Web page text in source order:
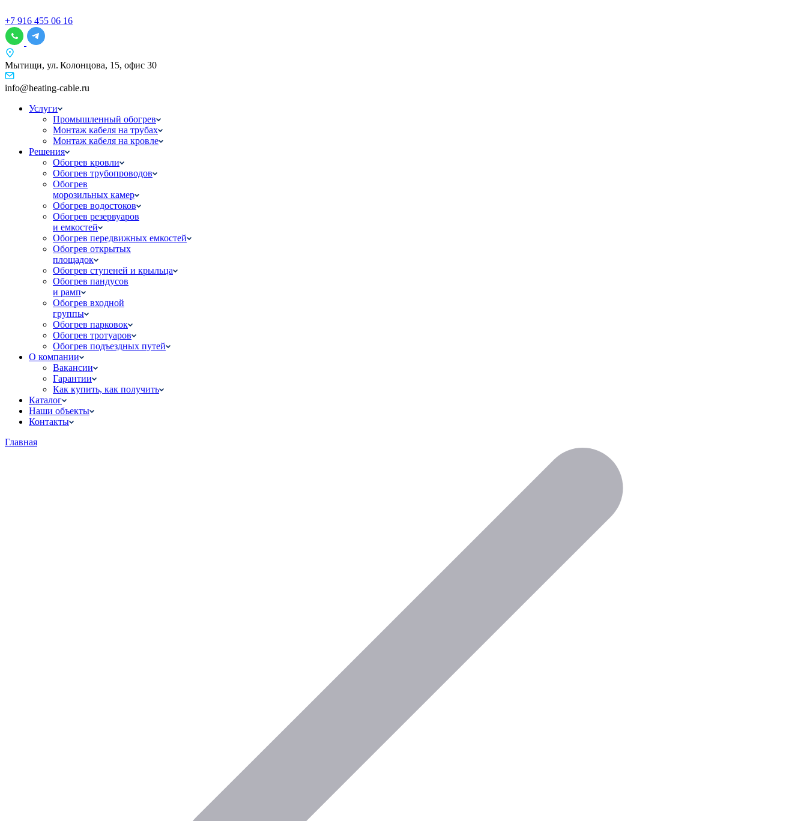
+7 916 455 06 16
Мытищи, ул. Колонцова, 15, офис 30
info@heating-cable.ru
Услуги
Промышленный обогрев
Монтаж кабеля на трубах
Монтаж кабеля на кровле
Решения
Обогрев кровли
Обогрев трубопроводов
Обогрев
морозильных камер
Обогрев водостоков
Обогрев резервуаров
и емкостей
Обогрев передвижных емкостей
Обогрев открытых
площадок
Обогрев ступеней и крыльца
Обогрев пандусов
и рамп
Обогрев входной
группы
Обогрев парковок
Обогрев тротуаров
Обогрев подъездных путей
О компании
Вакансии
Гарантии
Как купить, как получить
Каталог
Наши объекты
Контакты
Главная